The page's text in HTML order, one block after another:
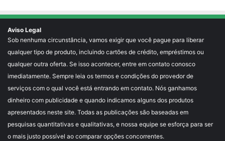
Aviso Legal
Sob nenhuma circunstância, vamos exigir que você pague para liberar
qualquer tipo de produto, incluindo cartões de crédito, empréstimos ou
qualquer outra oferta. Se isso acontecer, entre em contato conosco
imediatamente. Sempre leia os termos e condições do provedor de
serviços com o qual você está entrando em contato. Nós ganhamos
dinheiro com publicidade e quando indicamos alguns dos produtos
apresentados neste site. Todas as publicações são baseadas em
pesquisas quantitativas e qualitativas, e nossa equipe se esforça para ser
o mais justo possível ao comparar opções concorrentes.